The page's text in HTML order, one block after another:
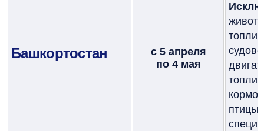
Башкортостан
с 5 апреля
по 4 мая